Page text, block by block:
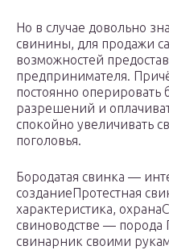
Но в случае довольно
свинины, для продажи
возможностей
предпринимателя.
постоянно
разрешений и
спокойно увеличивать
поголовья.
Бородатая свинка —
созданиеПротестная
характеристика,
свиноводстве — порода
свинарник своими